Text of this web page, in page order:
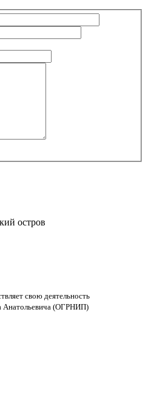
остров
свою деятельность
Анатольевича (ОГРНИП)